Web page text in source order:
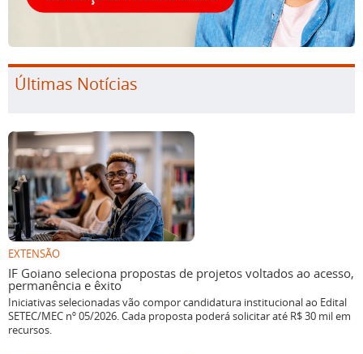
Últimas Notícias
EXTENSÃO
IF Goiano seleciona propostas de projetos voltados ao acesso,
permanência e êxito
Iniciativas selecionadas vão compor candidatura institucional ao Edital
SETEC/MEC nº 05/2026. Cada proposta poderá solicitar até R$ 30 mil em
recursos.